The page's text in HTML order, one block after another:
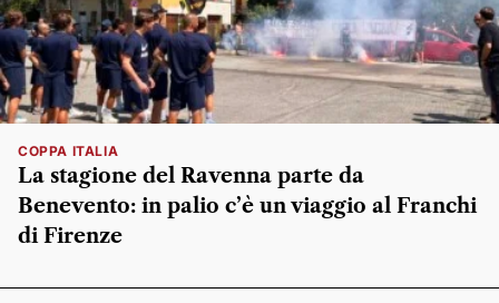
COPPA ITALIA
La stagione del Ravenna parte da
Benevento: in palio c’è un viaggio al Franchi
di Firenze